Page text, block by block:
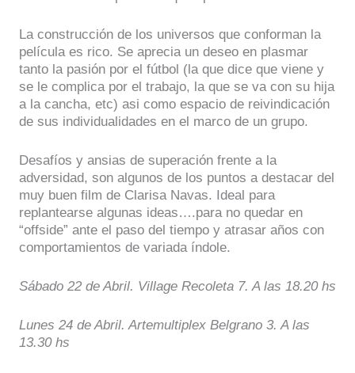
La construcción de los universos que conforman la
película es rico. Se aprecia un deseo en plasmar
tanto la pasión por el fútbol (la que dice que viene y
se le complica por el trabajo, la que se va con su hija
a la cancha, etc) asi como espacio de reivindicación
de sus individualidades en el marco de un grupo.
Desafíos y ansias de superación frente a la
adversidad, son algunos de los puntos a destacar del
muy buen film de Clarisa Navas. Ideal para
replantearse algunas ideas….para no quedar en
“offside” ante el paso del tiempo y atrasar años con
comportamientos de variada índole.
Sábado 22 de Abril. Village Recoleta 7. A las 18.20 hs
Lunes 24 de Abril. Artemultiplex Belgrano 3. A las
13.30 hs